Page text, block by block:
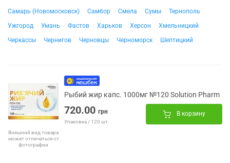
Самарь (Новомосковск)
Самбор Смела Сумы
Тернополь
Ужгород
Умань Фастов Харьков Херсон
Хмельницкий
Черкассы
Чернигов Черновцы Черноморск Шептицкий
Внешний вид товара
может отличаться от
фотографии
Рыбий жир капс. 1000мг №120 Solution Pharm
720.00 грн
Упаковка / 120 шт.
В корзину